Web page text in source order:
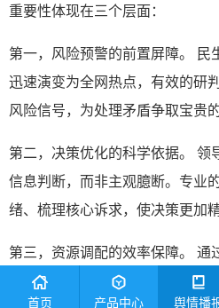
重要性体现在三个层面：
第一，风险预警的前置屏障。 民
迅速演变为全网热点，有效的研
风险信号，为处理矛盾争取宝贵
第二，决策优化的科学依据。 领
信息判断，而非主观臆断。专业
绪、梳理核心诉求，使决策更加
第三，资源调配的效率保障。 通
响范围，可以合理配置人力、物
首页 产品中心 舆情播